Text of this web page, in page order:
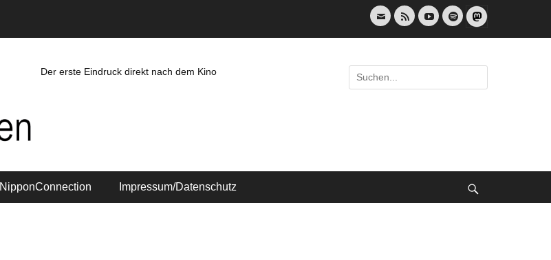
E-
Mail
Feed YouTubeSpotify
Der erste Eindruck direkt nach dem Kino
Suche
nach:
NipponConnection Impressum/Datenschutz